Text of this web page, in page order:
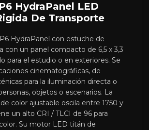
HydraPanel LED
De Transporte
HydraPanel con estuche de
con un panel compacto de 6,5 x 3,3
para el estudio o en exteriores. Se
cinematográficas, de
para la iluminación directa o
objetos o escenarios. La
color ajustable oscila entre 1750 y
un alto CRI / TLCI de 96 para
Su motor LED titán de